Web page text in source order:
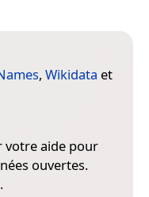
, Wikidata et
votre aide pour
ouvertes.